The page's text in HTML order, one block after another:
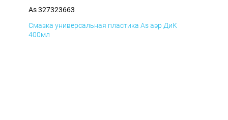
As 327323663
Смазка универсальная пластика As аэр ДиК
400мл